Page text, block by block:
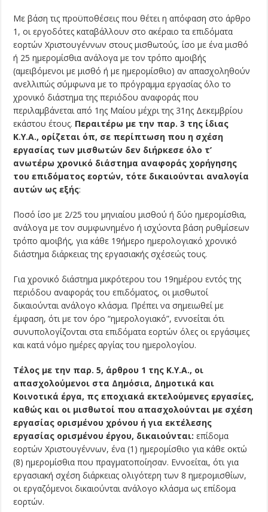
Με βάση τις προϋποθέσεις που θέτει η απόφαση στο άρθρο
1, οι εργοδότες καταβάλλουν στο ακέραιο τα επιδόματα
εορτών Χριστουγέννων στους μισθωτούς, ίσο με ένα μισθό
ή 25 ημερομίσθια ανάλογα με τον τρόπο αμοιβής
(αμειβόμενοι με μισθό ή με ημερομίσθιο) αν απασχοληθούν
ανελλιπώς σύμφωνα με το πρόγραμμα εργασίας όλο το
χρονικό διάστημα της περιόδου αναφοράς που
περιλαμβάνεται από 1ης Μαίου μέχρι της 31ης Δεκεμβρίου
εκάστου έτους. Περαιτέρω με την παρ. 3 της ίδιας
Κ.Υ.Α., ορίζεται όπ, σε περίπτωση που η σχέση
εργασίας των μισθωτών δεν διήρκεσε όλο τ’
ανωτέρω χρονικό διάστημα αναφοράς χορήγησης
του επιδόματος εορτών, τότε δικαιούνται αναλογία
αυτών ως εξής:
Ποσό ίσο με 2/25 του μηνιαίου μισθού ή δύο ημερομίσθια,
ανάλογα με τον συμφωνημένο ή ισχύοντα βάση ρυθμίσεων
τρόπο αμοιβής, για κάθε 19ήμερο ημερολογιακό χρονικό
διάστημα διάρκειας της εργασιακής σχέσεώς τους.
Για χρονικό διάστημα μικρότερου του 19ημέρου εντός της
περιόδου αναφοράς του επιδόματος, οι μισθωτοί
δικαιούνται ανάλογο κλάσμα. Πρέπει να σημειωθεί με
έμφαση, ότι με τον όρο “ημερολογιακό”, εννοείται ότι
συνυπολογίζονται στα επιδόματα εορτών όλες οι εργάσιμες
και κατά νόμο ημέρες αργίας του ημερολογίου.
Τέλος με την παρ. 5, άρθρου 1 της Κ.Υ.Α., οι
απασχολούμενοι στα Δημόσια, Δημοτικά και
Κοινοτικά έργα, πς εποχιακά εκτελούμενες εργασίες,
καθώς και οι μισθωτοί που απασχολούνται με σχέση
εργασίας ορισμένου χρόνου ή για εκτέλεσης
εργασίας ορισμένου έργου, δικαιούνται: επίδομα
εορτών Χριστου­γέννων, ένα (1) ημερομίσθιο για κάθε οκτώ
(8) ημερομίσθια που πραγματοποίησαν. Εννοείται, ότι για
εργασιακή σχέση διάρκειας ολιγότερη των 8 ημερομισθίων,
οι εργαζόμενοι δικαιούνται ανάλογο κλάσμα ως επίδομα
εορτών.